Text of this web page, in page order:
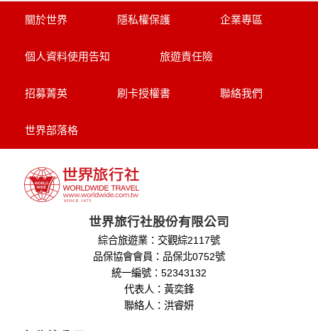
關於世界 隱私權保護 企業專區
個人資料使用告知 旅遊責任險
招募菁英 刷卡授權書 聯絡我們
世界部落格
世界旅行社股份有限公司
綜合旅遊業：交觀綜2117號
品保協會會員：品保北0752號
統一編號：52343132
代表人：黃奕鋒
聯絡人：洪睿妍